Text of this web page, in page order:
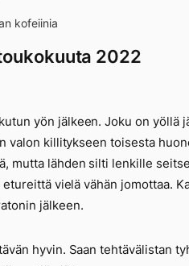
kofeiinia
2022
yön jälkeen. Joku on yöllä
valon killitykseen toisesta
mutta lähden silti lenkille
vielä vähän jomottaa.
jälkeen.
hyvin. Saan tehtävälistan